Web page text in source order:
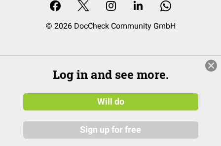
© 2026 DocCheck Community GmbH
Log in and see more.
Will do
Sign up for free